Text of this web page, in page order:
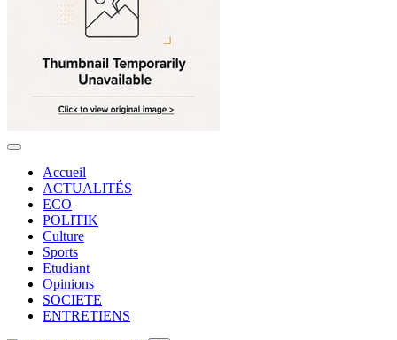
Accueil
ACTUALITÉS
ECO
POLITIK
Culture
Sports
Etudiant
Opinions
SOCIETE
ENTRETIENS